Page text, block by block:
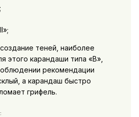
теней, наиболее
этого карандаши типа «В»,
рекомендации
а карандаш быстро
грифель.